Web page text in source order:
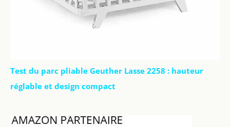
Test du parc pliable Geuther Lasse 2258 : hauteur
réglable et design compact